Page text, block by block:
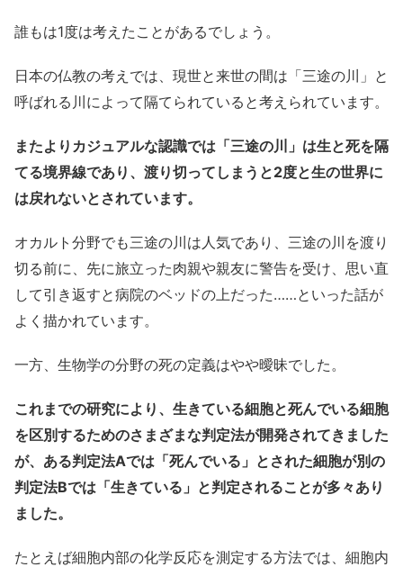
誰もは1度は考えたことがあるでしょう。
日本の仏教の考えでは、現世と来世の間は「三途の川」と
呼ばれる川によって隔てられていると考えられています。
またよりカジュアルな認識では「三途の川」は生と死を隔
てる境界線であり、渡り切ってしまうと2度と生の世界に
は戻れないとされています。
オカルト分野でも三途の川は人気であり、三途の川を渡り
切る前に、先に旅立った肉親や親友に警告を受け、思い直
して引き返すと病院のベッドの上だった……といった話が
よく描かれています。
一方、生物学の分野の死の定義はやや曖昧でした。
これまでの研究により、生きている細胞と死んでいる細胞
を区別するためのさまざまな判定法が開発されてきました
が、ある判定法Aでは「死んでいる」とされた細胞が別の
判定法Bでは「生きている」と判定されることが多々あり
ました。
たとえば細胞内部の化学反応を測定する方法では、細胞内